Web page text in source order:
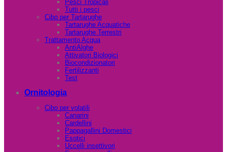
Pesci Tropicali
Tutti i pesci
Cibo per Tartarughe
Tartarughe Acquatiche
Tartarughe Terrestri
Trattamento Acqua
AntiAlghe
Attivatori Biologici
Biocondizionatori
Fertilizzanti
Test
Ornitologia
Cibo per volatili
Canarini
Cardellini
Pappagallini Domestici
Esotici
Uccelli insettivori